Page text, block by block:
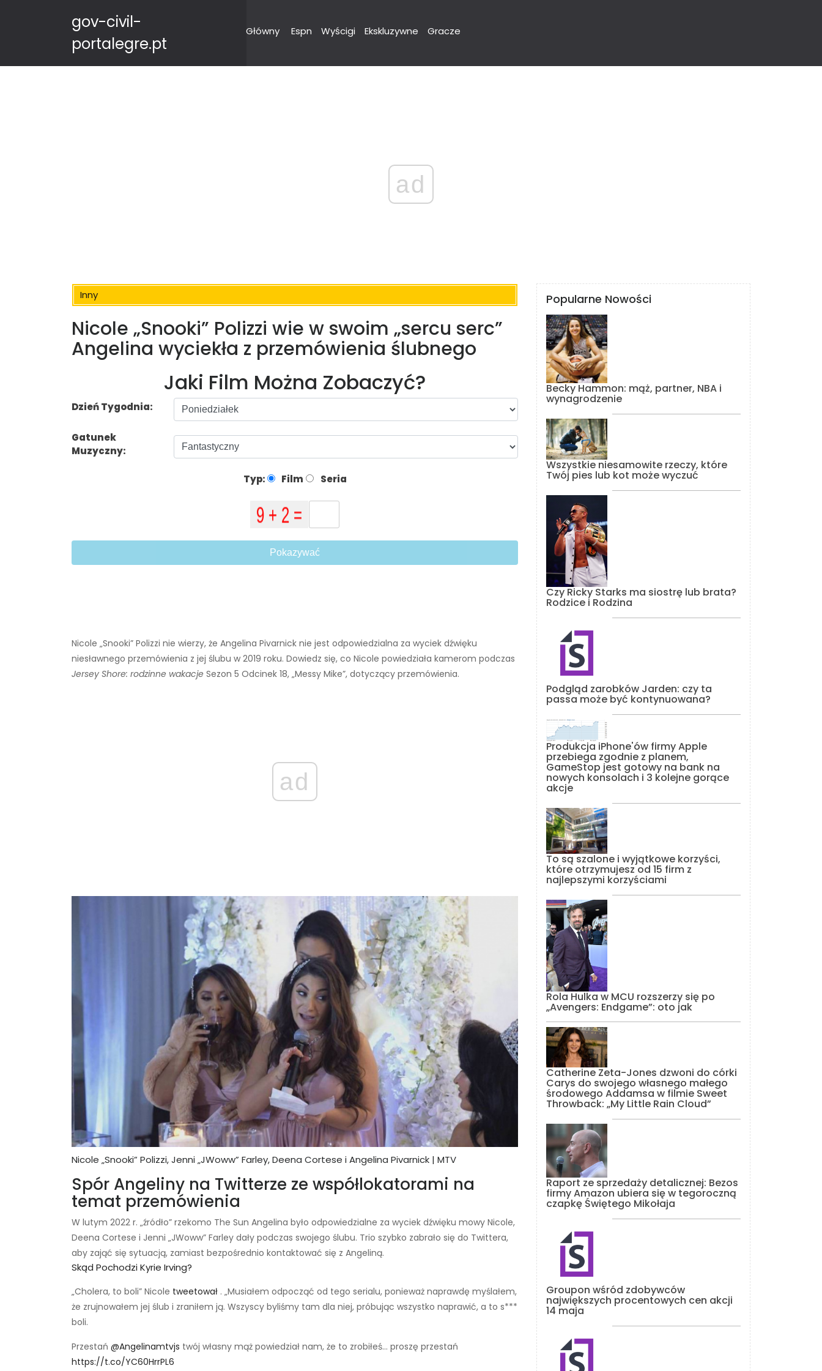
gov-civil-
portalegre.pt
Główny Espn Wyścigi Ekskluzywne Gracze
ad
Inny
Nicole „Snooki” Polizzi wie w swoim „sercu serc”
Angelina wyciekła z przemówienia ślubnego
Jaki Film Można Zobaczyć?
Dzień Tygodnia:
Gatunek
Muzyczny:
Typ: Film Seria
Pokazywać
Nicole „Snooki” Polizzi nie wierzy, że Angelina Pivarnick nie jest odpowiedzialna za wyciek dźwięku
niesławnego przemówienia z jej ślubu w 2019 roku. Dowiedz się, co Nicole powiedziała kamerom podczas
Jersey Shore: rodzinne wakacje Sezon 5 Odcinek 18, „Messy Mike”, dotyczący przemówienia.
ad
Nicole „Snooki” Polizzi, Jenni „JWoww” Farley, Deena Cortese i Angelina Pivarnick | MTV
Spór Angeliny na Twitterze ze współlokatorami na
temat przemówienia
W lutym 2022 r. „źródło” rzekomo The Sun Angelina było odpowiedzialne za wyciek dźwięku mowy Nicole,
Deena Cortese i Jenni „JWoww” Farley dały podczas swojego ślubu. Trio szybko zabrało się do Twittera,
aby zająć się sytuacją, zamiast bezpośrednio kontaktować się z Angeliną.
Skąd Pochodzi Kyrie Irving?
„Cholera, to boli” Nicole tweetował . „Musiałem odpocząć od tego serialu, ponieważ naprawdę myślałem,
że zrujnowałem jej ślub i zraniłem ją. Wszyscy byliśmy tam dla niej, próbując wszystko naprawić, a to s***
boli.
Przestań @Angelinamtvjs twój własny mąż powiedział nam, że to zrobiłeś… proszę przestań
https://t.co/YC60HrrPL6
Popularne Nowości
Becky Hammon: mąż, partner, NBA i
wynagrodzenie
Wszystkie niesamowite rzeczy, które
Twój pies lub kot może wyczuć
Czy Ricky Starks ma siostrę lub brata?
Rodzice i Rodzina
Podgląd zarobków Jarden: czy ta
passa może być kontynuowana?
Produkcja iPhone'ów firmy Apple
przebiega zgodnie z planem,
GameStop jest gotowy na bank na
nowych konsolach i 3 kolejne gorące
akcje
To są szalone i wyjątkowe korzyści,
które otrzymujesz od 15 firm z
najlepszymi korzyściami
Rola Hulka w MCU rozszerzy się po
„Avengers: Endgame”: oto jak
Catherine Zeta-Jones dzwoni do córki
Carys do swojego własnego małego
środowego Addamsa w filmie Sweet
Throwback: „My Little Rain Cloud”
Raport ze sprzedaży detalicznej: Bezos
firmy Amazon ubiera się w tegoroczną
czapkę Świętego Mikołaja
Groupon wśród zdobywców
największych procentowych cen akcji
14 maja